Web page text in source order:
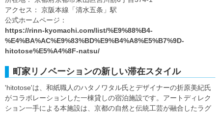
アクセス： 京阪本線「清水五条」駅
公式ホームページ：
https://rinn-kyomachi.com/list/%E9%88%B4-
%E4%BA%AC%E9%83%BD%E9%B4%A8%E5%B7%9D-
hitotose%E5%A4%8F-natsu/
町家リノベーションの新しい滞在スタイル
'hitotose'は、和紙職人のハタノワタル氏とデザイナーの折原美紀氏
がコラボレーションした一棟貸しの宿泊施設です。アートディレク
ション一手による本施設は、京都の自然と伝統工芸が融合したラグ